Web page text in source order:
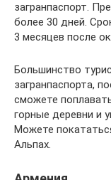
загранпаспорт.
более 30 дней.
3 месяцев после
Большинство
загранпаспорта,
сможете
горные деревни и
Можете
Альпах.